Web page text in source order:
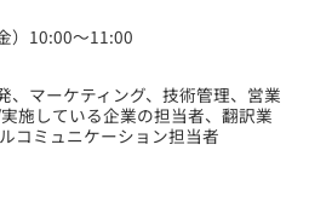
）10:00～11:00
、マーケティング、技術管理、営業
施している企業の担当者、翻訳業
コミュニケーション担当者